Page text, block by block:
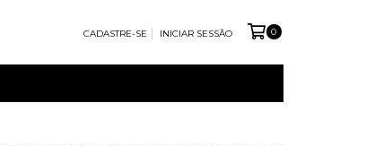
CADASTRE-SE INICIAR SESSÃO 0